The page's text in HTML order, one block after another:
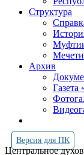
Структура
Архив
Газета
Версия для ПК
Центральное